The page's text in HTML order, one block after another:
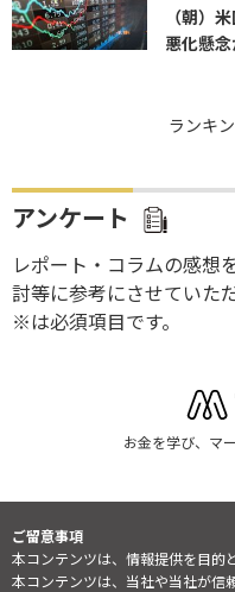
（朝）
悪化懸
ランキ
アンケート
レポート・コラムの感想
討等に参考にさせていただ
※は必須項目です。
お金を学び、マ
ご留意事項
本コンテンツは、情報提供を目的
本コンテンツは、当社や当社が信